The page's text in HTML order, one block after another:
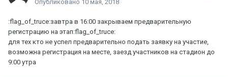
Опубликовано 10 мая, 2018
:flag_of_truce:завтра в 16:00 закрываем предварительную
регистрацию на этап:flag_of_truce:
для тех кто не успел предварительно подать заявку на участие,
возможна регистрация на месте, заезд участников на стадион до
9:00 утра